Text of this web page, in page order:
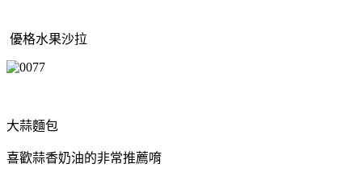
優格水果沙拉
大蒜麵包
喜歡蒜香奶油的非常推薦唷